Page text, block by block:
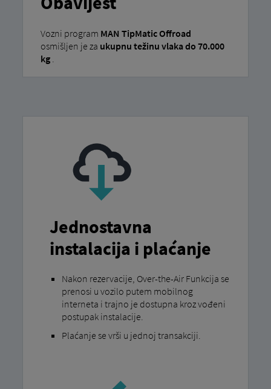
Vozni program MAN TipMatic Offroad
osmišljen je za ukupnu težinu vlaka do 70.000
kg.
Jednostavna
instalacija i plaćanje
Nakon rezervacije, Over-the-Air Funkcija se
prenosi u vozilo putem mobilnog
interneta i trajno je dostupna kroz vođeni
postupak instalacije.
Plaćanje se vrši u jednoj transakciji.